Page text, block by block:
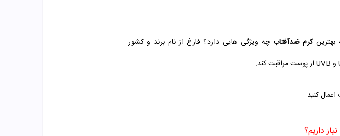
بهترینکرم ضدآفتاب چه ویژگی هایی دارد؟ فارغ از نام برند و کشور
کنید.